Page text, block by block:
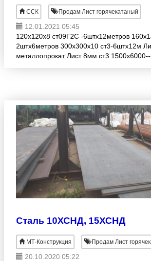
ССК Продам Лист горячекатаный
12.01.2021 05:45
120х120х8 ст09Г2С -6штх12метров
2штх6метров 300х300х10 ст3-6штх12м
металлопрокат Лист 8мм ст3
Сталь 10ХСНД, 15ХСНД
МТ-Конструкция Продам Лист
20.10.2020 05:22